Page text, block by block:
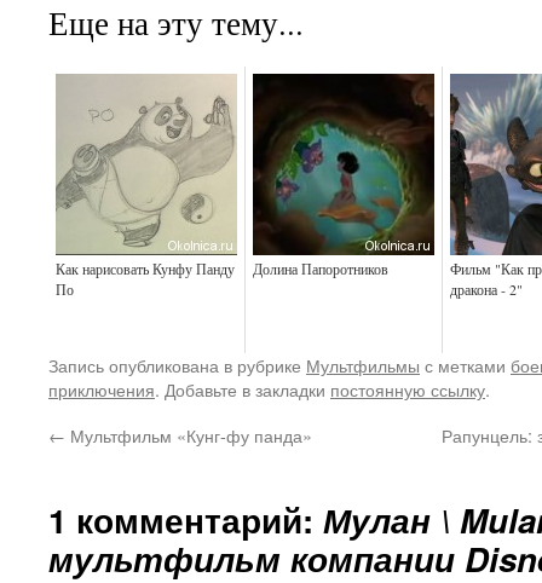
Еще на эту тему...
Как нарисовать Кунфу Панду
По
Долина Папоротников
Фильм "Как
дракона - 2"
Запись опубликована в рубрике Мультфильмы с метками
приключения. Добавьте в закладки постоянную ссылку.
← Мультфильм «Кунг-фу панда» Рапунцель:
1 комментарий: Мулан \
мультфильм компании